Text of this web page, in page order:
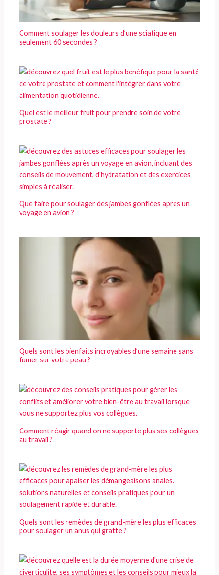
Comment soulager les douleurs d’une sciatique en
seulement 60 secondes ?
Quel est le meilleur fruit pour prendre soin de votre
prostate ?
Que faire pour soulager des jambes gonflées après un
voyage en avion ?
Quels sont les bienfaits incroyables d’une semaine sans
fumer sur votre peau ?
Comment réagir quand on ne supporte plus ses collègues
au travail ?
Quels sont les remèdes de grand-mère les plus efficaces
pour soulager un anus qui gratte ?